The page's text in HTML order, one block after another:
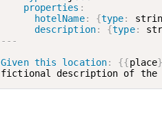
properties :
hotelName: {type:
description: {type:
---
Given this location: {{place}
fictional description of the